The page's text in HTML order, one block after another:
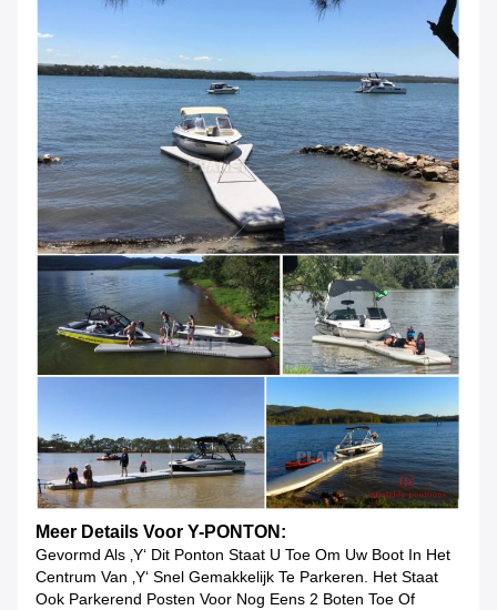
Meer Details Voor Y-PONTON:
Gevormd Als ‚Y‘ Dit Ponton Staat U Toe Om Uw Boot In Het
Centrum Van ‚Y‘ Snel Gemakkelijk Te Parkeren. Het Staat
Ook Parkerend Posten Voor Nog Eens 2 Boten Toe Of